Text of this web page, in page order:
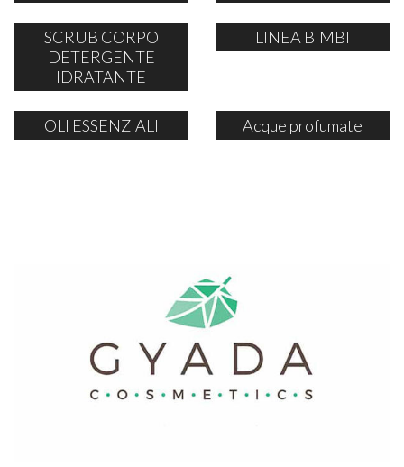
SCRUB CORPO
DETERGENTE
IDRATANTE
LINEA BIMBI
OLI ESSENZIALI Acque profumate